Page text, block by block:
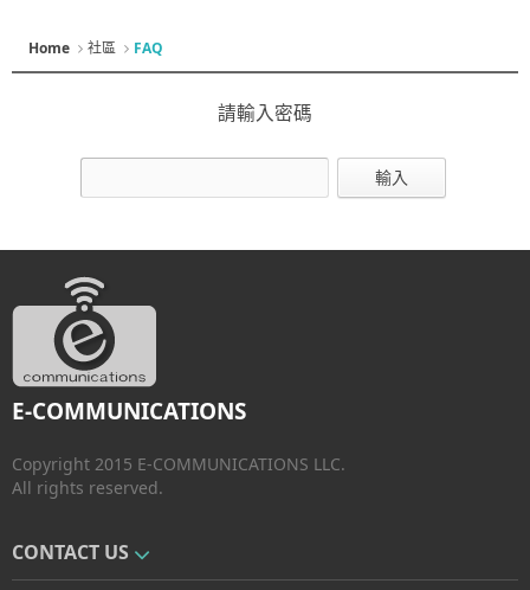
Home 社區 FAQ
請輸入密碼
E-COMMUNICATIONS
Copyright 2015 E-COMMUNICATIONS LLC.
All rights reserved.
CONTACT US